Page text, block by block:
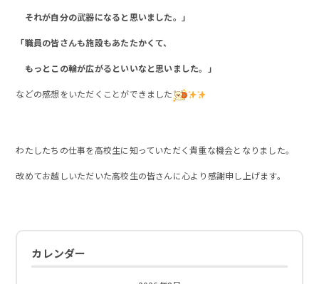
それが自分の武器になると思いました。」
「職員の皆さんも施設もあたたかくて、
もっとこの輪が広がるといいなと思いました。」
などの感想をいただくことができました
わたしたちの仕事を高校生に知っていただく貴重な機会となりました。
改めてお越しいただいた高校生の皆さんに心より感謝申し上げます。
カレンダー